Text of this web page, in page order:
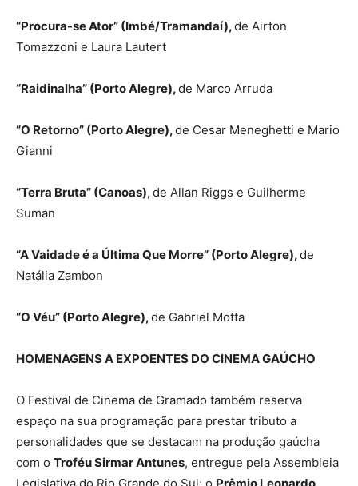
“Procura-se Ator” (Imbé/Tramandaí),de Airton
Tomazzoni e Laura Lautert
“Raidinalha” (Porto Alegre),de Marco Arruda
“O Retorno” (Porto Alegre),de Cesar Meneghetti e Mario
Gianni
“Terra Bruta” (Canoas),de Allan Riggs e Guilherme
Suman
“A Vaidade é a Última Que Morre” (Porto Alegre),de
Natália Zambon
“O Véu” (Porto Alegre),de Gabriel Motta
HOMENAGENS A EXPOENTES DO CINEMA GAÚCHO
O Festival de Cinema de Gramado também reserva
espaço na sua programação para prestar tributo a
personalidades que se destacam na produção gaúcha
com o Troféu Sirmar Antunes, entregue pela Assembleia
Legislativa do Rio Grande do Sul; o Prêmio Leonardo